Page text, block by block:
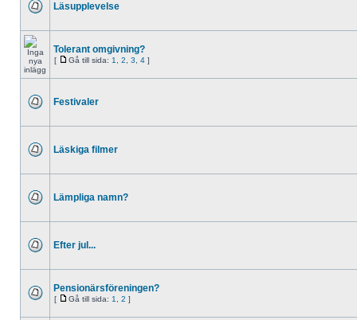
Läsupplevelse
Tolerant omgivning?
[ Gå till sida: 1 2 3 4 ]
Festivaler
Läskiga filmer
Lämpliga namn?
Efter jul...
Pensionärsföreningen?
[ Gå till sida: 1 2 ]